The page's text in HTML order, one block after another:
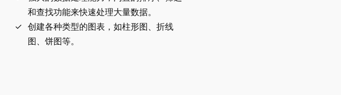
和查找功能来快速处理大量数据。
创建各种类型的图表，如柱形图、折线
图、饼图等。